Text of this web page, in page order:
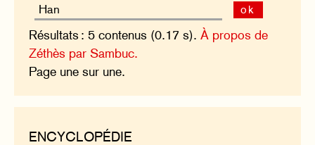
ok
Résultats : 5 contenus (0.17 s).À propos de
Zéthès par Sambuc.
Page une sur une.
ENCYCLOPÉDIE